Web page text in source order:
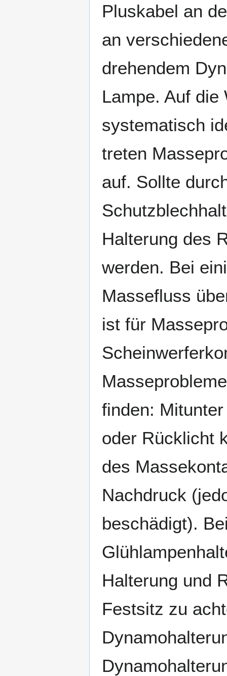
Pluskabel an
an
drehendem
Lampe. Auf
systematisch
treten
auf. Sollte
Halterung des
werden. Bei
Massefluss
ist für
finden:
oder Rücklicht
des
Nachdruck
beschädigt).
Halterung und
Festsitz zu